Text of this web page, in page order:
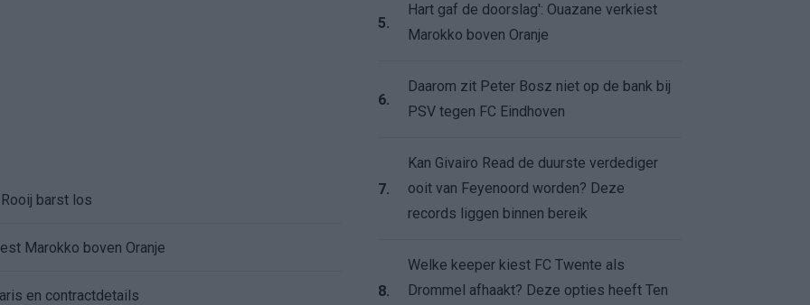
barst los
Marokko boven Oranje
en contractdetails
5.
Hart gaf de doorslag': Ouazane verkiest
Marokko boven Oranje
6.
Daarom zit Peter Bosz niet op de bank bij
PSV tegen FC Eindhoven
7.
Kan Givairo Read de duurste verdediger
ooit van Feyenoord worden? Deze
records liggen binnen bereik
8.
Welke keeper kiest FC Twente als
Drommel afhaakt? Deze opties heeft Ten